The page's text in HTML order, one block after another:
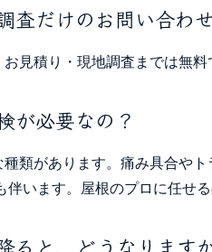
査だけのお問い合わ
見積り・現地調査までは無料
が必要なの？
類があります。痛み具合や
伴います。屋根のプロに任せる
ると、どうなります